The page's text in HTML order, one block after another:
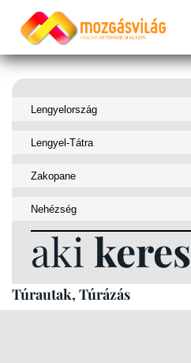
aki keres
Túrautak, Túrázás